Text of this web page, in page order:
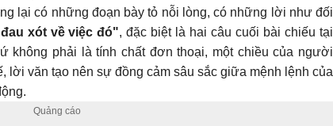
lại có những đoạn bày tỏ nỗi lòng, có những lời như đối
xót về việc đó", đặc biệt là hai câu cuối bài chiếu tại
không phải là tính chất đơn thoại, một chiều của người
lời văn tạo nên sự đồng cảm sâu sắc giữa mệnh lệnh của